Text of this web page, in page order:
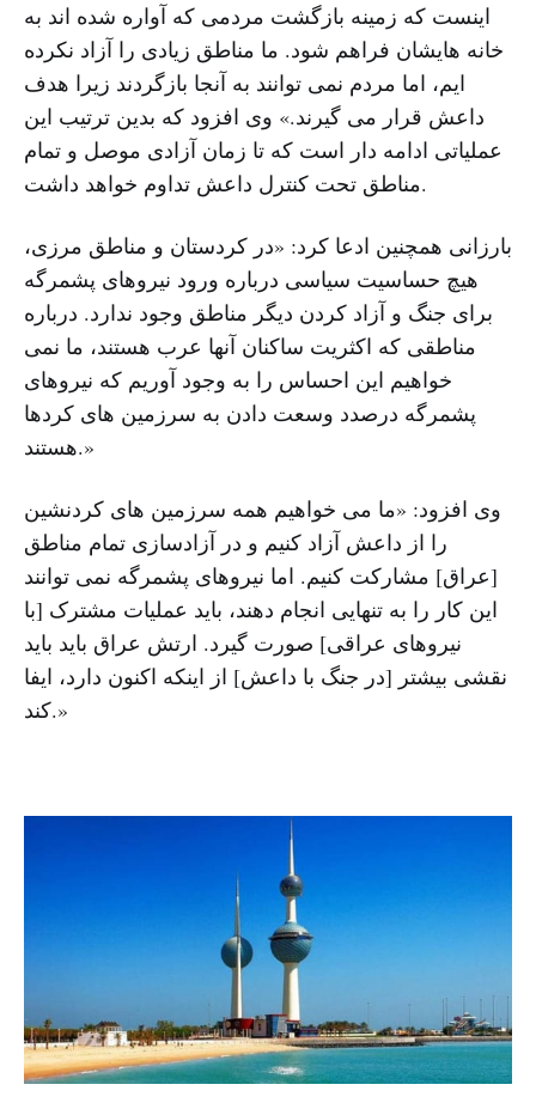
اینست که زمینه بازگشت مردمی که آواره شده اند به
خانه هایشان فراهم شود. ما مناطق زیادی را آزاد نکرده
ایم، اما مردم نمی توانند به آنجا بازگردند زیرا هدف
داعش قرار می گیرند.» وی افزود که بدین ترتیب این
عملیاتی ادامه دار است که تا زمان آزادی موصل و تمام
مناطق تحت کنترل داعش تداوم خواهد داشت.
بارزانی همچنین ادعا کرد: «در کردستان و مناطق مرزی،
هیچ حساسیت سیاسی درباره ورود نیروهای پشمرگه
برای جنگ و آزاد کردن دیگر مناطق وجود ندارد. درباره
مناطقی که اکثریت ساکنان آنها عرب هستند، ما نمی
خواهیم این احساس را به وجود آوریم که نیروهای
پشمرگه درصدد وسعت دادن به سرزمین های کردها
هستند.»
وی افزود: «ما می خواهیم همه سرزمین های کردنشین
را از داعش آزاد کنیم و در آزادسازی تمام مناطق
[عراق] مشارکت کنیم. اما نیروهای پشمرگه نمی توانند
این کار را به تنهایی انجام دهند، باید عملیات مشترک [با
نیروهای عراقی] صورت گیرد. ارتش عراق باید باید
نقشی بیشتر [در جنگ با داعش] از اینکه اکنون دارد، ایفا
کند.»